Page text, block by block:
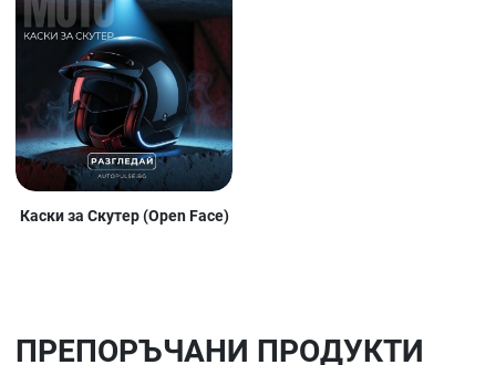
Каски за Скутер (Open Face)
ПРЕПОРЪЧАНИ ПРОДУКТИ